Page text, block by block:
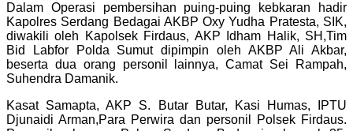
Dalam Operasi pembersihan puing-puing kebkaran hadir
Kapolres Serdang Bedagai AKBP Oxy Yudha Pratesta, SIK,
diwakili oleh Kapolsek Firdaus, AKP Idham Halik, SH,Tim
Bid Labfor Polda Sumut dipimpin oleh AKBP Ali Akbar,
beserta dua orang personil lainnya, Camat Sei Rampah,
Suhendra Damanik.
Kasat Samapta, AKP S. Butar Butar, Kasi Humas, IPTU
Djunaidi Arman,Para Perwira dan personil Polsek Firdaus.